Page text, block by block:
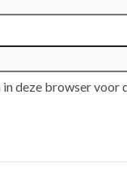
deze browser voor